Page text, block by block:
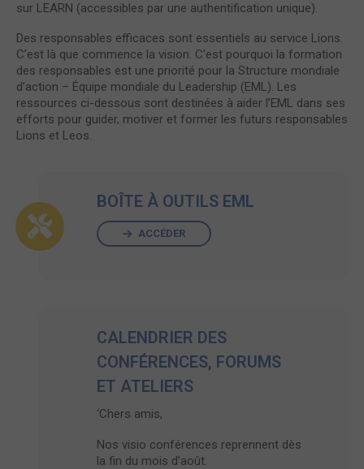
sur LEARN (accessibles par une authentification unique).
Des responsables efficaces sont essentiels au service Lions.
C’est là que commence la vision. C’est pourquoi la formation
des responsables est une priorité pour la Structure mondiale
d’action – Équipe mondiale du Leadership (EML). Les
ressources ci-dessous sont destinées à aider l’EML dans ses
efforts pour guider, motiver et former les futurs responsables
Lions et Leos.
BOÎTE À OUTILS EML
ACCÉDER
CALENDRIER DES
CONFÉRENCES, FORUMS
ET ATELIERS
‘Chers amis,
Nos visio conférences reprennent dès
la fin du mois d’août.